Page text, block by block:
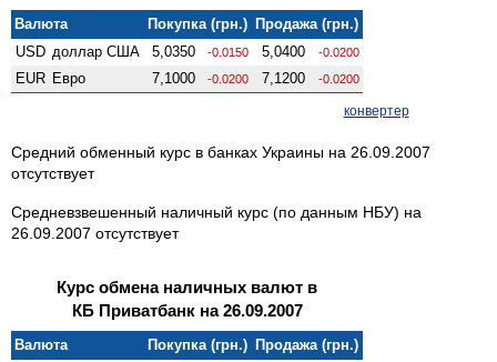
Валюта Покупка (грн.) Продажа (грн.)
USD доллар США 5,0350 -0.0150 5,0400 -0.0200
EUR Евро 7,1000 -0.0200 7,1200 -0.0200
конвертер
Средний обменный курс в банках Украины на 26.09.2007
отсутствует
Средневзвешенный наличный курс (по данным НБУ) на
26.09.2007 отсутствует
Курс обмена наличных валют в
КБ Приватбанк на 26.09.2007
Валюта Покупка (грн.) Продажа (грн.)